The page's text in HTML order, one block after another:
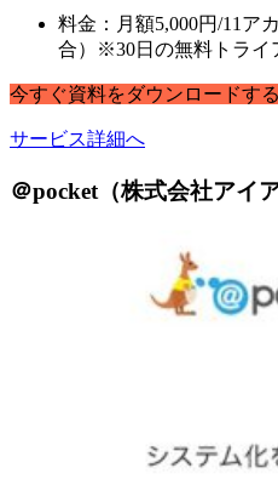
料金：月額5,000円/11ア
合）※30日の無料トライ
今すぐ資料をダウンロードする
サービス詳細へ
＠pocket（株式会社アイ